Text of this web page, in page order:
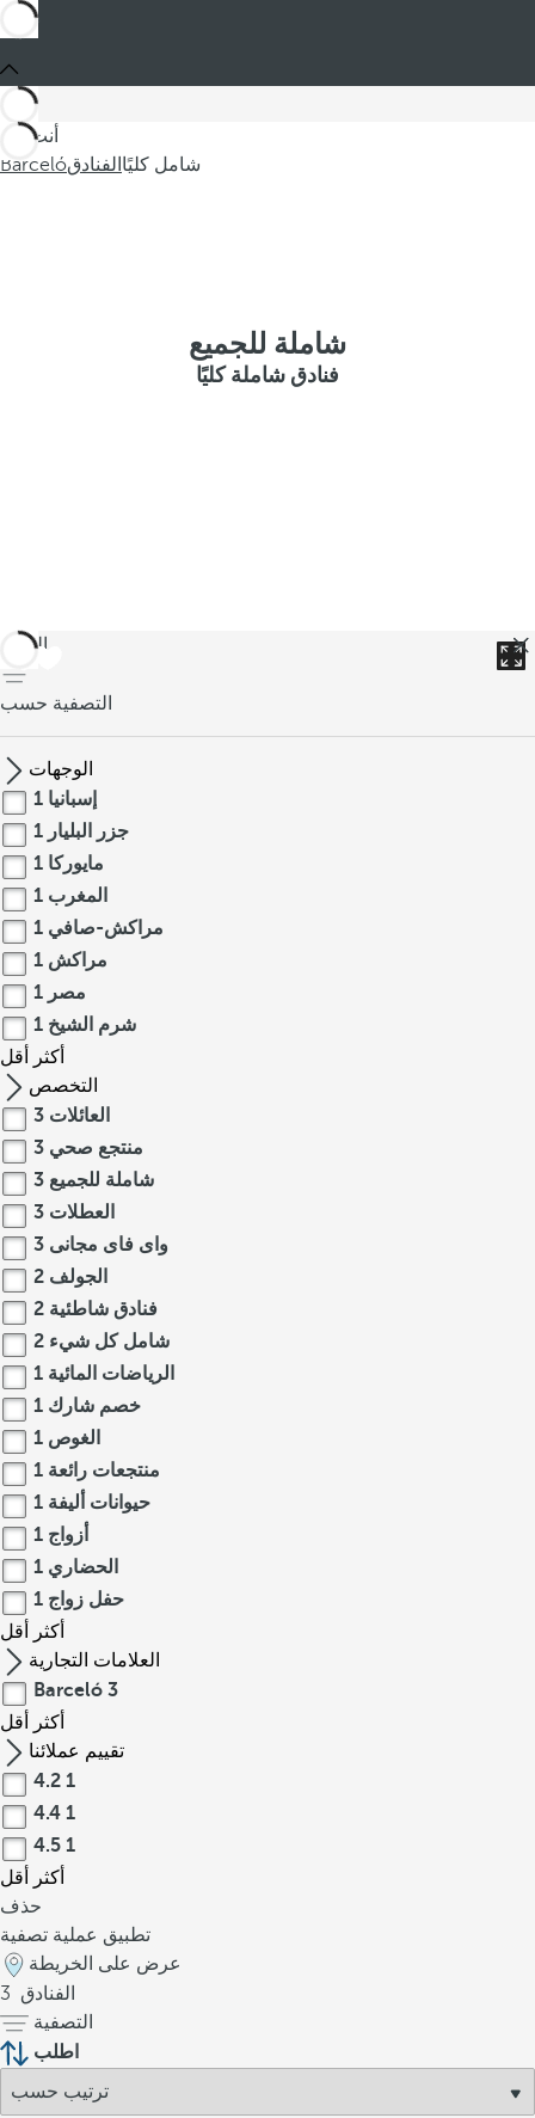
أنت في
Barcelóالفنادق شامل كليًا
شاملة للجميع
فنادق شاملة كليًا
العودة
التصفية حسب
الوجهات
إسبانيا 1
جزر البليار 1
مايوركا 1
المغرب 1
مراكش-صافي 1
مراكش 1
مصر 1
شرم الشيخ 1
أكثر
أقل
التخصص
العائلات 3
منتجع صحي 3
شاملة للجميع 3
العطلات 3
واى فاى مجانى 3
الجولف 2
فنادق شاطئية 2
شامل كل شيء 2
الرياضات المائية 1
خصم شارك 1
الغوص 1
منتجعات رائعة 1
حيوانات أليفة 1
أزواج 1
الحضاري 1
حفل زواج 1
أكثر
أقل
العلامات التجارية
Barceló 3
أكثر
أقل
تقييم عملائنا
4.2 1
4.4 1
4.5 1
أكثر
أقل
حذف
تطبيق عملية تصفية
عرض على الخريطة
3 الفنادق
التصفية
اطلب